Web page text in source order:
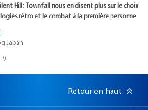
Hill: Townfall nous en disent plus sur le choix
rétro et le combat à la première personne
Japan
9
Retour en haut